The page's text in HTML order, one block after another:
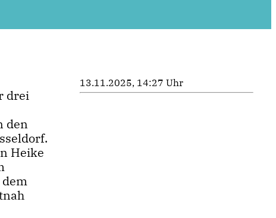
drei
den
Heike
13.11.2025, 14:27 Uhr